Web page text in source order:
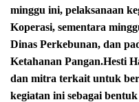
minggu ini, pelaksanaan
Koperasi, sementara
Dinas Perkebunan, dan
Ketahanan Pangan.Hesti
dan mitra terkait untuk
kegiatan ini sebagai